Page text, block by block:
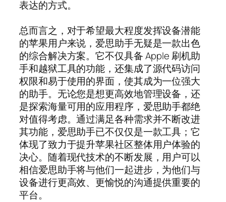
表达的方式。
总而言之，对于希望最大程度发挥设备潜能
的苹果用户来说，爱思助手无疑是一款出色
的综合解决方案。它不仅具备 Apple 刷机助
手和越狱工具的功能，还集成了源代码访问
权限和易于使用的界面，使其成为一位强大
的助手。无论您是想更高效地管理设备，还
是探索海量可用的应用程序，爱思助手都绝
对值得考虑。通过满足各种需求并不断改进
其功能，爱思助手已不仅仅是一款工具；它
体现了致力于提升苹果社区整体用户体验的
决心。随着现代技术的不断发展，用户可以
相信爱思助手将与他们一起进步，为他们与
设备进行更高效、更愉悦的沟通提供重要的
平台。